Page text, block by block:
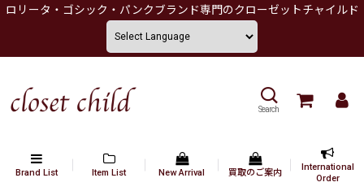
ロリータ・ゴシック・パンクブランド専門のクローゼットチャイルド
Search
Brand List Item List New Arrival 買取のご案内
International
Order